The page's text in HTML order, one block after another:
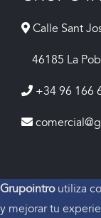
Calle Sant
46185 La
+34 96 166
Grupointroutiliza
y mejorar tu